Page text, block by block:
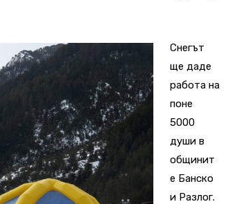
Снегът
ще даде
работа на
поне
5000
души в
общинит
е Банско
и Разлог.